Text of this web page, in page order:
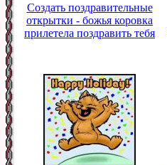
Создать поздравительные
открытки - божья коровка
прилетела поздравить тебя